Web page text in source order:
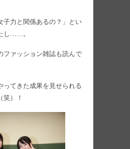
子力と関係あるの？」とい
し……。
ファッション雑誌も読んで
ってきた成果を見せられる
笑）！